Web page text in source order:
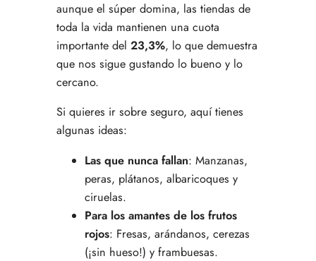
aunque el súper domina, las tiendas de
toda la vida mantienen una cuota
importante del 23,3%, lo que demuestra
que nos sigue gustando lo bueno y lo
cercano.
Si quieres ir sobre seguro, aquí tienes
algunas ideas:
Las que nunca fallan: Manzanas,
peras, plátanos, albaricoques y
ciruelas.
Para los amantes de los frutos
rojos: Fresas, arándanos, cerezas
(¡sin hueso!) y frambuesas.